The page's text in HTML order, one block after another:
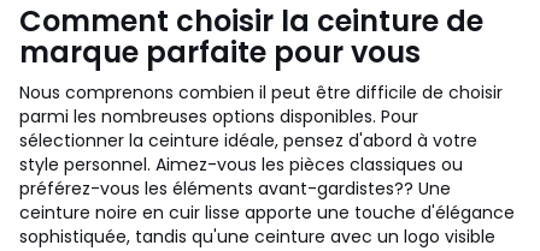
Comment choisir la ceinture de
marque parfaite pour vous
Nous comprenons combien il peut être difficile de choisir
parmi les nombreuses options disponibles. Pour
sélectionner la ceinture idéale, pensez d'abord à votre
style personnel. Aimez-vous les pièces classiques ou
préférez-vous les éléments avant-gardistes?? Une
ceinture noire en cuir lisse apporte une touche d'élégance
sophistiquée, tandis qu'une ceinture avec un logo visible